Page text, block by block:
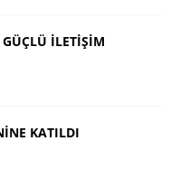
İLETİŞİM
KATILDI